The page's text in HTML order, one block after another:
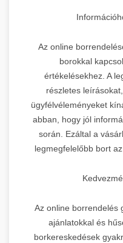
Az online
borokkal
értékelésekhez. A
részletes
ügyfélvéleményeket
abban, hogy jól
során. Ezáltal a
legmegfelelőbb bort
Az online borrendelés
ajánlatokkal és
borkereskedések